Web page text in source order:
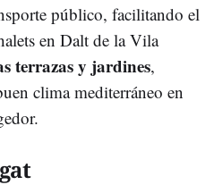
público, facilitando el
en Dalt de la Vila
terrazas y jardines,
clima mediterráneo en